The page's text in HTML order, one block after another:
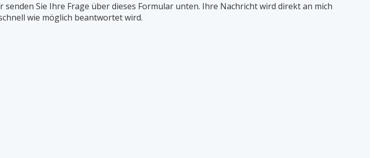
Sie Ihre Frage über dieses Formular unten. Ihre Nachricht wird direkt an mich
wie möglich beantwortet wird.